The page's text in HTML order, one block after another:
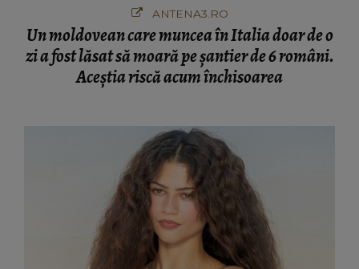
ANTENA3.RO
Un moldovean care muncea în Italia doar de o
zi a fost lăsat să moară pe şantier de 6 români.
Aceștia riscă acum închisoarea